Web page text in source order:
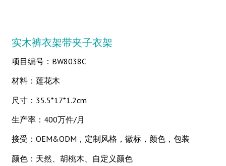
实木裤衣架带夹子衣架
项目编号：BW8038C
材料：莲花木
尺寸：35.5*17*1.2cm
生产率：400万件/月
接受：OEM&ODM，定制风格，徽标，颜色，包装
颜色：天然、胡桃木、自定义颜色